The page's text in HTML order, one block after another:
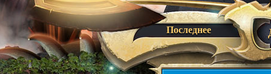
Последнее